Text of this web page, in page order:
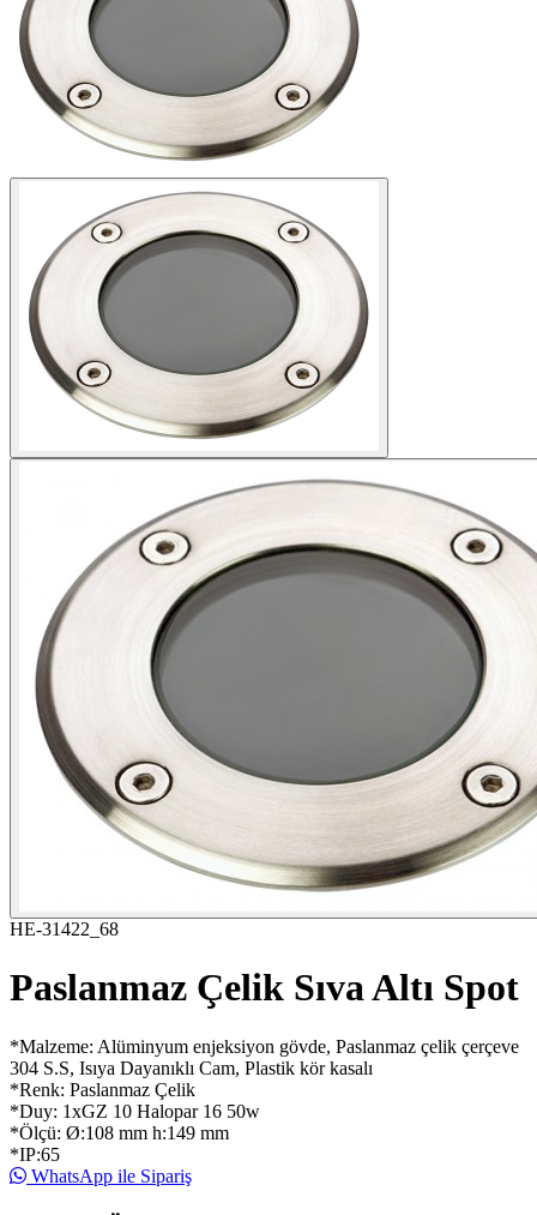
HE-31422_68
Paslanmaz Çelik Sıva Altı Spot
*Malzeme: Alüminyum enjeksiyon gövde, Paslanmaz çelik çerçeve
304 S.S, Isıya Dayanıklı Cam, Plastik kör kasalı
*Renk: Paslanmaz Çelik
*Duy: 1xGZ 10 Halopar 16 50w
*Ölçü: Ø:108 mm h:149 mm
*IP:65
WhatsApp ile Sipariş